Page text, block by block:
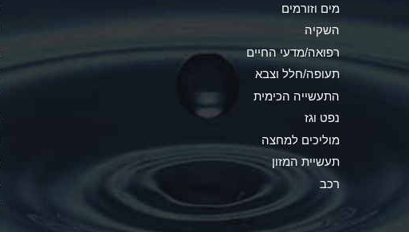
D
A
B
A
מים וזורמים
השקיה
רפואה/מדעי החיים
תעופה/חלל וצבא
התעשייה הכימית
נפט וגז
מוליכים למחצה
תעשיית המזון
רכב